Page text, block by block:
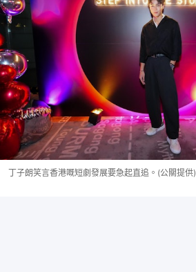
丁子朗笑言香港嘅短劇發展要急起直追。(公關提供)